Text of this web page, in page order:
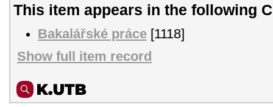
This item appears in the following
Bakalářské práce [1118]
Show full item record